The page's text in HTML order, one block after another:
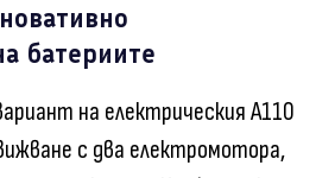
батериите
на електрическия A110
с два електромотора,